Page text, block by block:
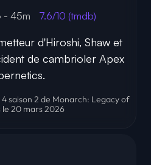
- 45m 7.6/10 (tmdb)
d'Hiroshi, Shaw et
de cambrioler Apex
saison 2 de Monarch: Legacy of
le 20 mars 2026